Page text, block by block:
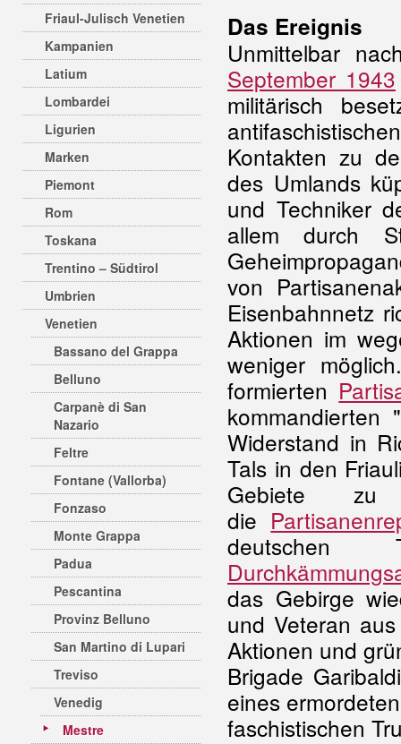
Friaul-Julisch Venetien
Kampanien
Latium
Lombardei
Ligurien
Marken
Piemont
Rom
Toskana
Trentino – Südtirol
Umbrien
Venetien
Bassano del Grappa
Belluno
Carpanè di San
Nazario
Feltre
Fontane (Vallorba)
Fonzaso
Monte Grappa
Padua
Pescantina
Provinz Belluno
San Martino di Lupari
Treviso
Venedig
Mestre
Das Ereignis
Unmittelbar
September 1943
militärisch
Kontakten zu
des Umlands
und Techniker
allem durch
von
Eisenbahnnetz
Aktionen im
weniger
formierten
kommandierten
Widerstand in
Tals in den
Gebiete
die
das Gebirge
und Veteran
Aktionen und
Brigade
eines
faschistischen